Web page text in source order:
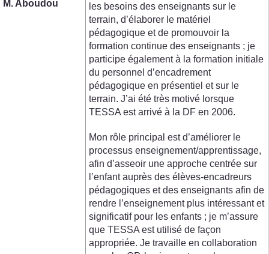
M. Aboudou
les besoins des enseignants sur le
terrain, d’élaborer le matériel
pédagogique et de promouvoir la
formation continue des enseignants ; je
participe également à la formation initiale
du personnel d’encadrement
pédagogique en présentiel et sur le
terrain. J’ai été très motivé lorsque
TESSA est arrivé à la DF en 2006.
Mon rôle principal est d’améliorer le
processus enseignement/apprentissage,
afin d’asseoir une approche centrée sur
l’enfant auprès des élèves-encadreurs
pédagogiques et des enseignants afin de
rendre l’enseignement plus intéressant et
significatif pour les enfants ; je m’assure
que TESSA est utilisé de façon
appropriée. Je travaille en collaboration